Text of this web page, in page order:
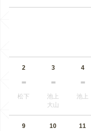
2
松下
3
池上
大山
4
池上
9 10 11